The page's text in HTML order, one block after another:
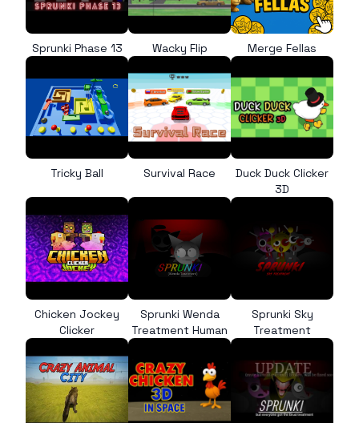
Sprunki Phase 13 Wacky Flip Merge Fellas
Tricky Ball Survival Race
Duck Duck Clicker
3D
Chicken Jockey
Clicker
Sprunki Wenda
Treatment Human
Sprunki Sky
Treatment